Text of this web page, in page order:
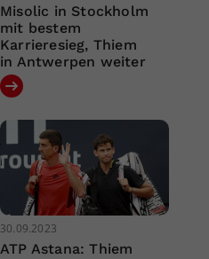
Misolic in Stockholm
mit bestem
Karrieresieg, Thiem
in Antwerpen weiter
30.09.2023
ATP Astana: Thiem